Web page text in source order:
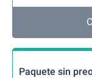
Paquete sin